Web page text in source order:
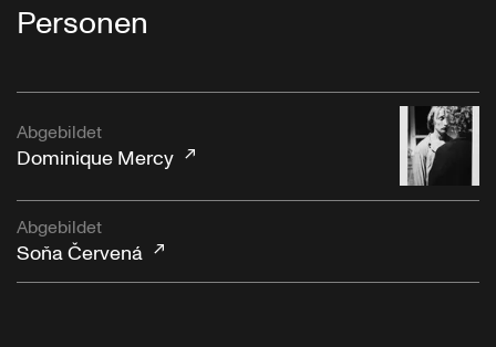
Personen
Abgebildet
Dominique Mercy
Abgebildet
Soňa Červená